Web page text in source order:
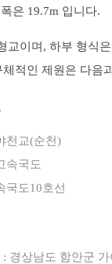
은 19.7m 입니다.
교이며, 하부 형식
적인 제원은 다음
천교(순천)
속국도
국도10호선
경상남도 함안군 가